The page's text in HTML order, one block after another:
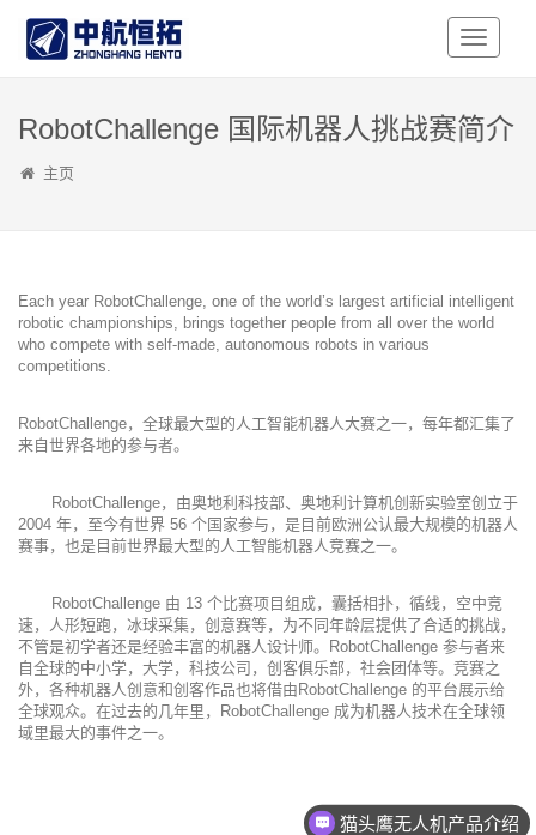
Toggle
RobotChallenge 国际机器人挑战赛简介
主页
Each year RobotChallenge, one of the world’s largest artificial intelligent
robotic championships, brings together people from all over the world
who compete with self-made, autonomous robots in various
competitions.
RobotChallenge，全球最大型的人工智能机器人大赛之一，每年都汇集了
来自世界各地的参与者。
RobotChallenge，由奥地利科技部、奥地利计算机创新实验室创立于
2004 年，至今有世界 56 个国家参与，是目前欧洲公认最大规模的机器人
赛事，也是目前世界最大型的人工智能机器人竞赛之一。
RobotChallenge 由 13 个比赛项目组成，囊括相扑，循线，空中竞
速，人形短跑，冰球采集，创意赛等，为不同年龄层提供了合适的挑战，
不管是初学者还是经验丰富的机器人设计师。RobotChallenge 参与者来
自全球的中小学，大学，科技公司，创客俱乐部，社会团体等。竞赛之
外，各种机器人创意和创客作品也将借由RobotChallenge 的平台展示给
全球观众。在过去的几年里，RobotChallenge 成为机器人技术在全球领
域里最大的事件之一。
猫头鹰无人机产品介绍